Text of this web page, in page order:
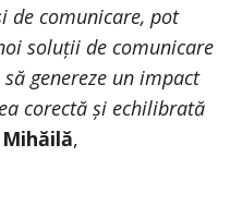
de comunicare, pot
soluții de comunicare
genereze un impact
corectă și echilibrată
,